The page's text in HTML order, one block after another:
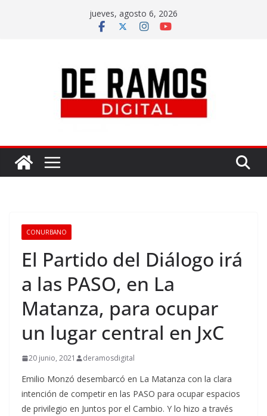
jueves, agosto 6, 2026
CONURBANO
El Partido del Diálogo irá
a las PASO, en La
Matanza, para ocupar
un lugar central en JxC
20 junio, 2021 deramosdigital
Emilio Monzó desembarcó en La Matanza con la clara
intención de competir en las PASO para ocupar espacios
de privilegio en Juntos por el Cambio. Y lo hizo a través